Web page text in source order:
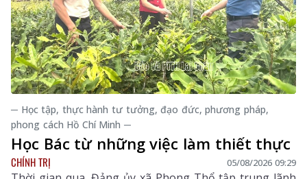
─ Học tập, thực hành tư tưởng, đạo đức, phương pháp,
phong cách Hồ Chí Minh ─
Học Bác từ những việc làm thiết thực
CHÍNH TRỊ 05/08/2026 09:29